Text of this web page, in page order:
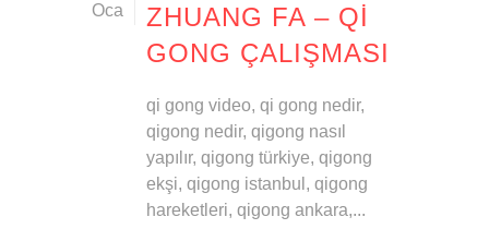
Oca
ZHUANG FA – QI
GONG ÇALIŞMASI
qi gong video, qi gong nedir,
qigong nedir, qigong nasıl
yapılır, qigong türkiye, qigong
ekşi, qigong istanbul, qigong
hareketleri, qigong ankara,...